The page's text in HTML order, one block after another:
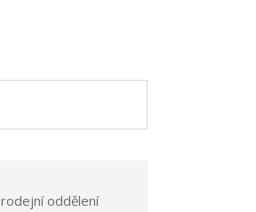
oddělení